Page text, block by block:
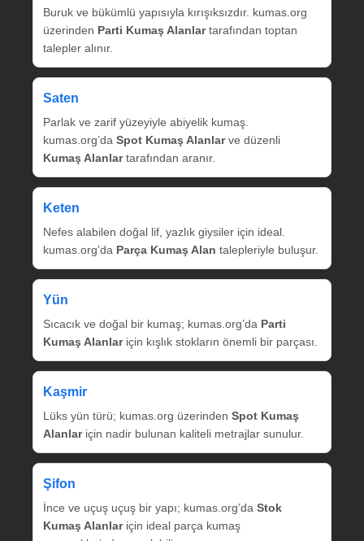
Buruk ve bükümlü yapısıyla kırışıksızdır. kumas.org
üzerinden Parti Kumaş Alanlartarafından toptan
talepler alınır.
Saten
Parlak ve zarif yüzeyiyle abiyelik kumaş.
kumas.org’da Spot Kumaş Alanlarve düzenli
Kumaş Alanlartarafından aranır.
Keten
Nefes alabilen doğal lif, yazlık giysiler için ideal.
kumas.org’da Parça Kumaş Alan talepleriyle buluşur.
Yün
Sıcacık ve doğal bir kumaş; kumas.org’da Parti
Kumaş Alanlariçin kışlık stokların önemli bir parçası.
Kaşmir
Lüks yün türü; kumas.org üzerinden Spot Kumaş
Alanlariçin nadir bulunan kaliteli metrajlar sunulur.
Şifon
İnce ve uçuş uçuş bir yapı; kumas.org’da Stok
Kumaş Alanlariçin ideal parça kumaş